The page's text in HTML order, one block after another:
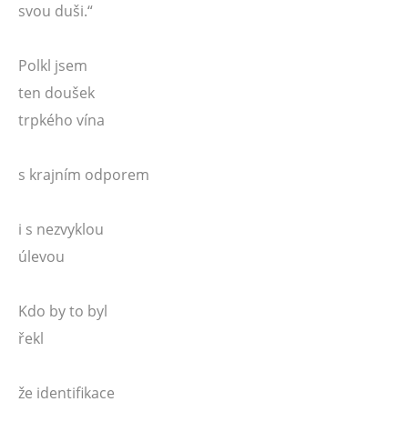
svou duši.“
Polkl jsem
ten doušek
trpkého vína
s krajním odporem
i s nezvyklou
úlevou
Kdo by to byl
řekl
že identifikace